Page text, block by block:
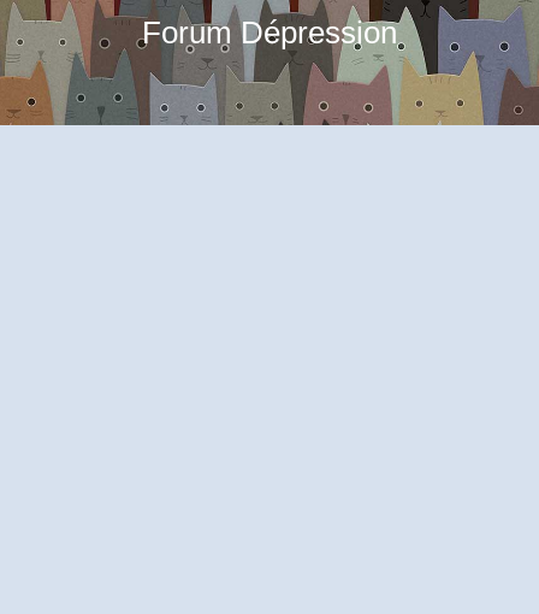
Forum Dépression